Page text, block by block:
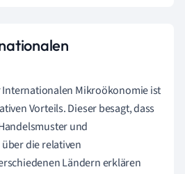
Internationalen Mikroökonomie ist
Vorteils. Dieser besagt, dass
und
die relativen
Ländern erklären